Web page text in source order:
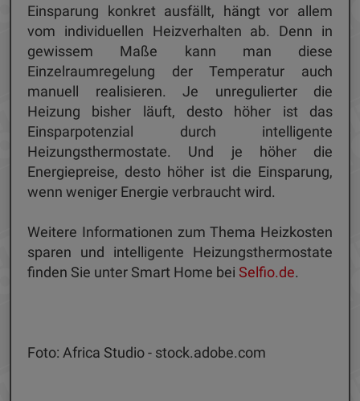
Einsparung konkret ausfällt, hängt vor allem
vom individuellen Heizverhalten ab. Denn in
gewissem Maße kann man diese
Einzelraumregelung der Temperatur auch
manuell realisieren. Je unregulierter die
Heizung bisher läuft, desto höher ist das
Einsparpotenzial durch intelligente
Heizungsthermostate. Und je höher die
Energiepreise, desto höher ist die Einsparung,
wenn weniger Energie verbraucht wird.
Weitere Informationen zum Thema Heizkosten
sparen und intelligente Heizungsthermostate
finden Sie unter Smart Home bei Selfio.de.
Foto: Africa Studio - stock.adobe.com